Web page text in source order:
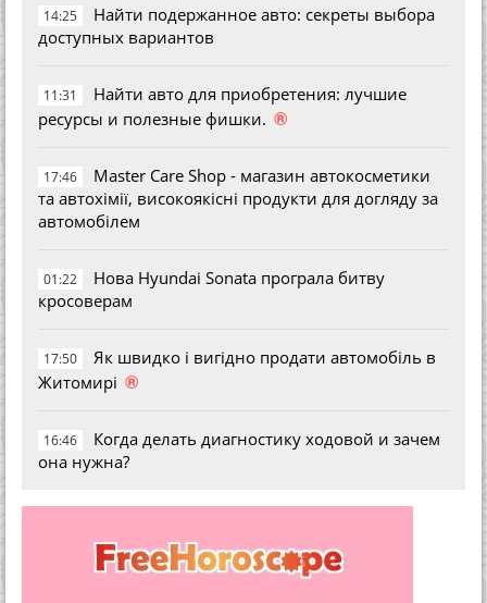
14:25
Найти подержанное авто: секреты выбора
доступных вариантов
11:31
Найти авто для приобретения: лучшие
ресурсы и полезные фишки. ®
17:46
Master Care Shop - магазин автокосметики
та автохімії, високоякісні продукти для догляду за
автомобілем
01:22
Нова Hyundai Sonata програла битву
кросоверам
17:50
Як швидко і вигідно продати автомобіль в
Житомирі ®
16:46
Когда делать диагностику ходовой и зачем
она нужна?